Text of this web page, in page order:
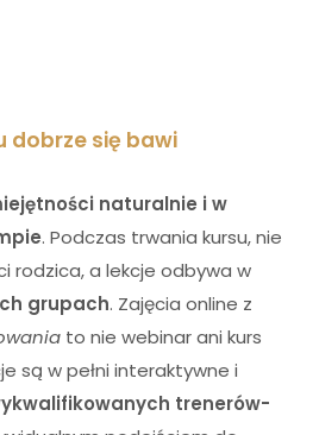
dobrze się bawi
naturalnie i w
. Podczas trwania kursu, nie
rodzica, a lekcje odbywa w
grupach. Zajęcia online z
to nie webinar ani kurs
są w pełni interaktywne i
trenerów-